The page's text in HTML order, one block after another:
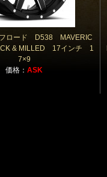
フロード D538 MAVERIC
& MILLED 17インチ 1
7×9
価格： ASK